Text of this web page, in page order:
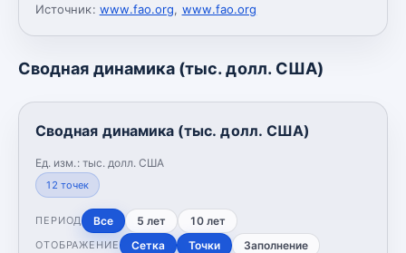
Источник: www.fao.org, www.fao.org
Сводная динамика (тыс. долл. США)
Сводная динамика (тыс. долл. США)
Ед. изм.: тыс. долл. США
12 точек
ПЕРИОД Все 5 лет 10 лет
ОТОБРАЖЕНИЕ Сетка Точки Заполнение